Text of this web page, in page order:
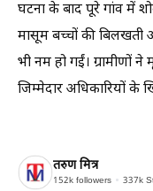
घटना के बाद पूरे गांव में
मासूम बच्चों की
भी नम हो गईं। ग्रामीणों
जिम्मेदार अधिकारियों के
तरुण मित्र
152k followers 337k